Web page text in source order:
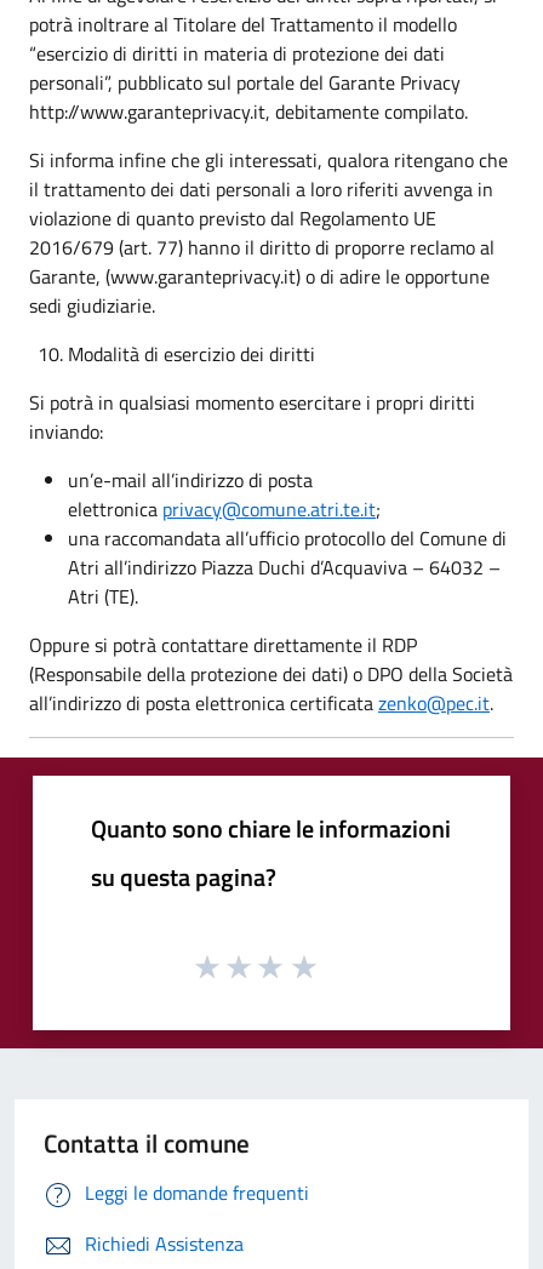
potrà inoltrare al Titolare del Trattamento il modello
“esercizio di diritti in materia di protezione dei dati
personali”, pubblicato sul portale del Garante Privacy
http://www.garanteprivacy.it, debitamente compilato.
Si informa infine che gli interessati, qualora ritengano che
il trattamento dei dati personali a loro riferiti avvenga in
violazione di quanto previsto dal Regolamento UE
2016/679 (art. 77) hanno il diritto di proporre reclamo al
Garante, (www.garanteprivacy.it) o di adire le opportune
sedi giudiziarie.
Modalità di esercizio dei diritti
Si potrà in qualsiasi momento esercitare i propri diritti
inviando:
un’e-mail all’indirizzo di posta
elettronica privacy@comune.atri.te.it;
una raccomandata all’ufficio protocollo del Comune di
Atri all’indirizzo Piazza Duchi d’Acquaviva – 64032 –
Atri (TE).
Oppure si potrà contattare direttamente il RDP
(Responsabile della protezione dei dati) o DPO della Società
all’indirizzo di posta elettronica certificatazenko@pec.it.
Quanto sono chiare le informazioni
su questa pagina?
Contatta il comune
Leggi le domande frequenti
Richiedi Assistenza